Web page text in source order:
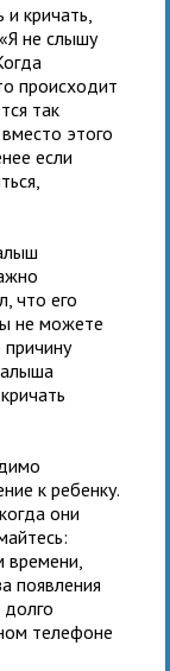
кричать,
не слышу
происходит
так
этого
если
что его
не можете
к ребенку.
они
появления
телефоне